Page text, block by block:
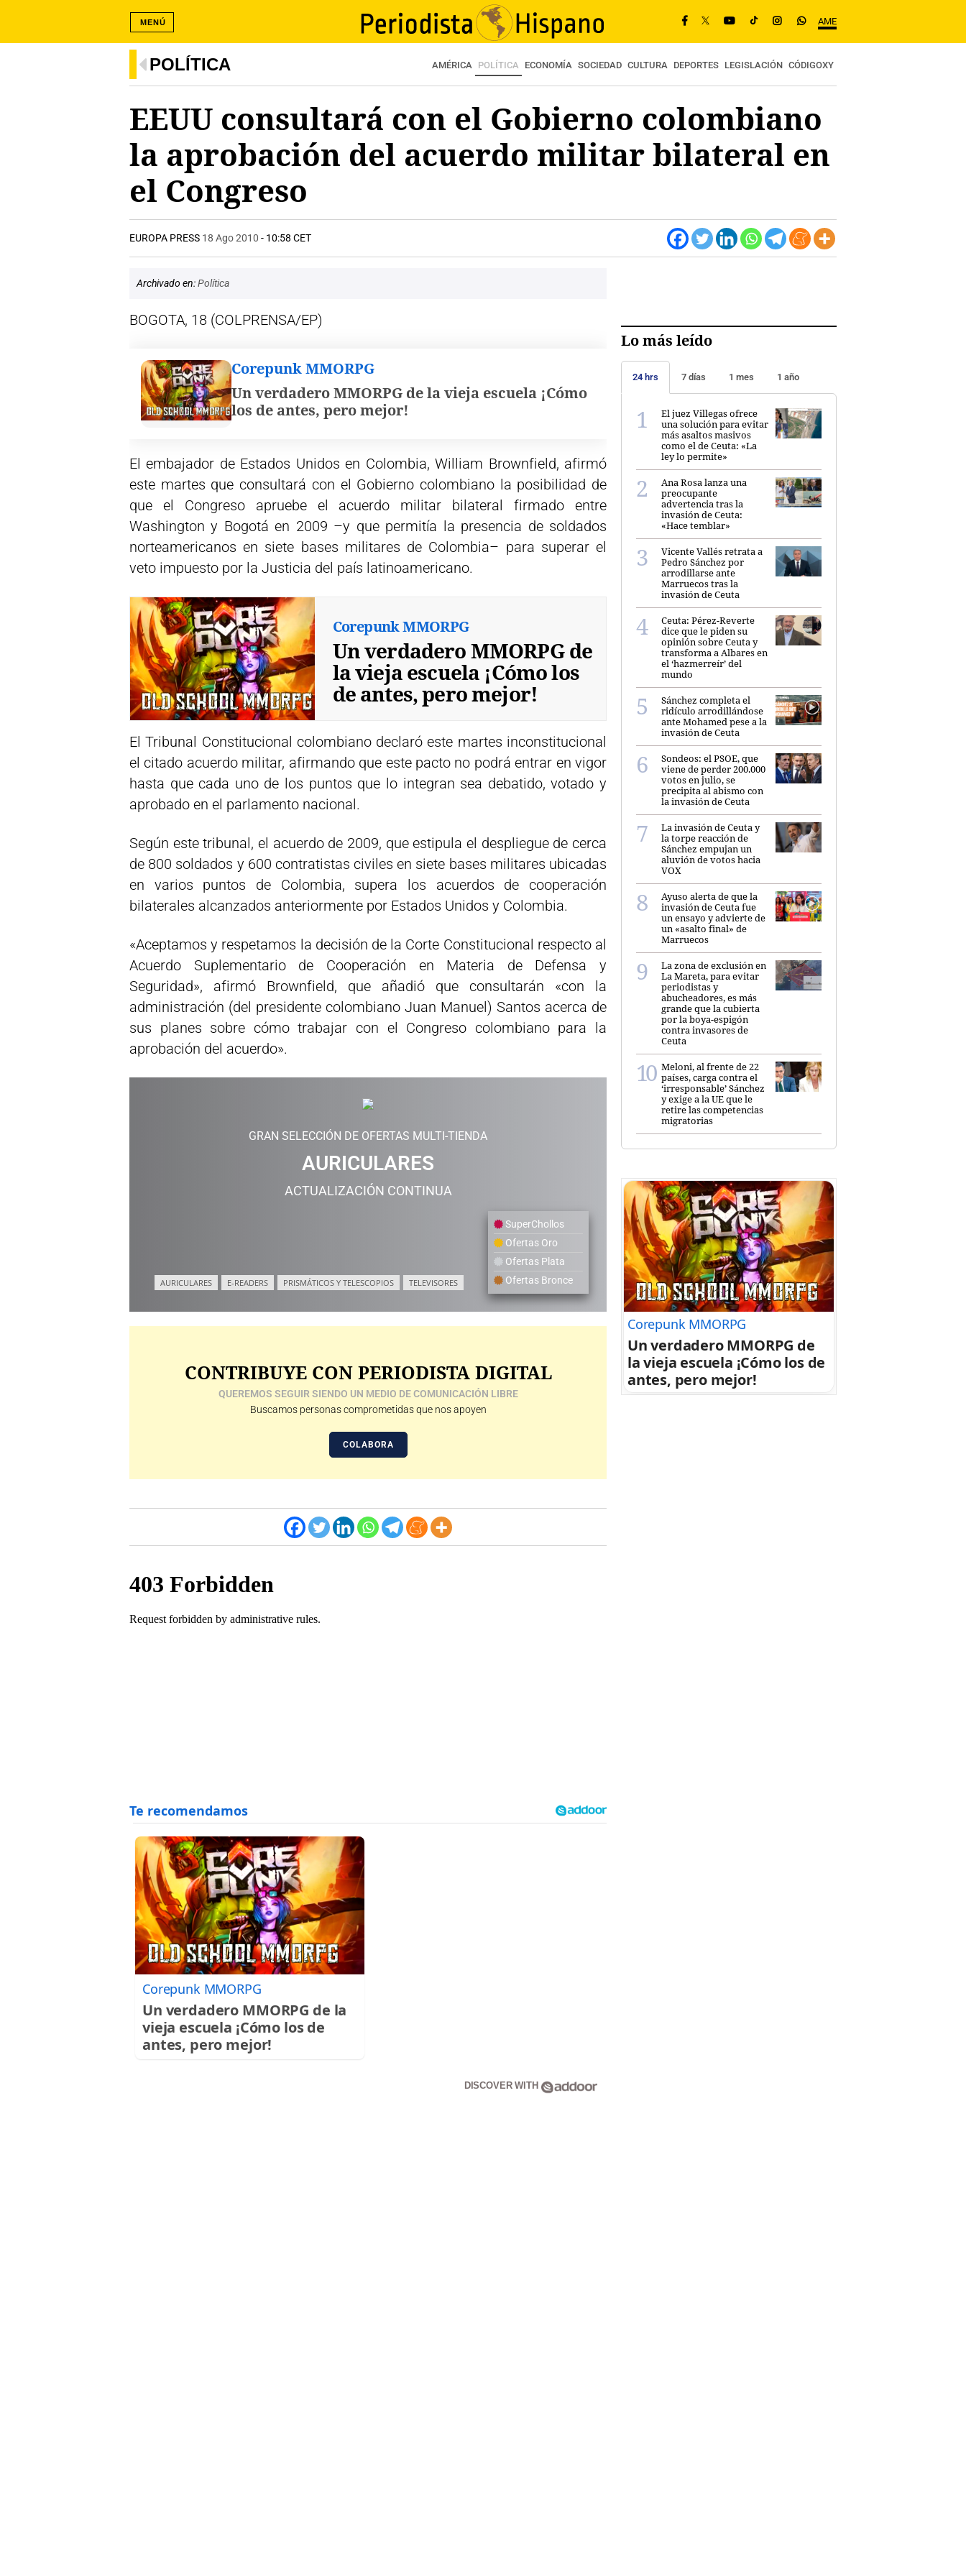
AME
MENÚ
POLÍTICA AMÉRICA POLÍTICA ECONOMÍA SOCIEDAD CULTURA DEPORTES LEGISLACIÓN CÓDIGOXY
EEUU consultará con el Gobierno colombiano
la aprobación del acuerdo militar bilateral en
el Congreso
EUROPA PRESS 18 Ago 2010 - 10:58 CET
Archivado en:Política
BOGOTA, 18 (COLPRENSA/EP)
Corepunk MMORPG
Un verdadero MMORPG de la vieja escuela ¡Cómo
los de antes, pero mejor!
El embajador de Estados Unidos en Colombia, William Brownfield, afirmó
este martes que consultará con el Gobierno colombiano la posibilidad de
que el Congreso apruebe el acuerdo militar bilateral firmado entre
Washington y Bogotá en 2009 –y que permitía la presencia de soldados
norteamericanos en siete bases militares de Colombia– para superar el
veto impuesto por la Justicia del país latinoamericano.
Corepunk MMORPG
Un verdadero MMORPG de
la vieja escuela ¡Cómo los
de antes, pero mejor!
El Tribunal Constitucional colombiano declaró este martes inconstitucional
el citado acuerdo militar, afirmando que este pacto no podrá entrar en vigor
hasta que cada uno de los puntos que lo integran sea debatido, votado y
aprobado en el parlamento nacional.
Según este tribunal, el acuerdo de 2009, que estipula el despliegue de cerca
de 800 soldados y 600 contratistas civiles en siete bases militares ubicadas
en varios puntos de Colombia, supera los acuerdos de cooperación
bilaterales alcanzados anteriormente por Estados Unidos y Colombia.
«Aceptamos y respetamos la decisión de la Corte Constitucional respecto al
Acuerdo Suplementario de Cooperación en Materia de Defensa y
Seguridad», afirmó Brownfield, que añadió que consultarán «con la
administración (del presidente colombiano Juan Manuel) Santos acerca de
sus planes sobre cómo trabajar con el Congreso colombiano para la
aprobación del acuerdo».
GRAN SELECCIÓN DE OFERTAS MULTI-TIENDA
AURICULARES
ACTUALIZACIÓN CONTINUA
AURICULARES E-READERS PRISMÁTICOS Y TELESCOPIOS TELEVISORES
SuperChollos
Ofertas Oro
Ofertas Plata
Ofertas Bronce
CONTRIBUYE CON PERIODISTA DIGITAL
QUEREMOS SEGUIR SIENDO UN MEDIO DE COMUNICACIÓN LIBRE
Buscamos personas comprometidas que nos apoyen
COLABORA
Corepunk MMORPG
Un verdadero MMORPG de la
vieja escuela ¡Cómo los de
antes, pero mejor!
DISCOVER WITH
Lo más leído
24 hrs 7 días 1 mes 1 año
El juez Villegas ofrece
una solución para evitar
más asaltos masivos
como el de Ceuta: «La
ley lo permite»
Ana Rosa lanza una
preocupante
advertencia tras la
invasión de Ceuta:
«Hace temblar»
Vicente Vallés retrata a
Pedro Sánchez por
arrodillarse ante
Marruecos tras la
invasión de Ceuta
Ceuta: Pérez-Reverte
dice que le piden su
opinión sobre Ceuta y
transforma a Albares en
el ‘hazmerreír’ del
mundo
Sánchez completa el
ridículo arrodillándose
ante Mohamed pese a la
invasión de Ceuta
Sondeos: el PSOE, que
viene de perder 200.000
votos en julio, se
precipita al abismo con
la invasión de Ceuta
La invasión de Ceuta y
la torpe reacción de
Sánchez empujan un
aluvión de votos hacia
VOX
Ayuso alerta de que la
invasión de Ceuta fue
un ensayo y advierte de
un «asalto final» de
Marruecos
La zona de exclusión en
La Mareta, para evitar
periodistas y
abucheadores, es más
grande que la cubierta
por la boya-espigón
contra invasores de
Ceuta
Meloni, al frente de 22
países, carga contra el
‘irresponsable’ Sánchez
y exige a la UE que le
retire las competencias
migratorias
Corepunk MMORPG
Un verdadero MMORPG de
la vieja escuela ¡Cómo los de
antes, pero mejor!